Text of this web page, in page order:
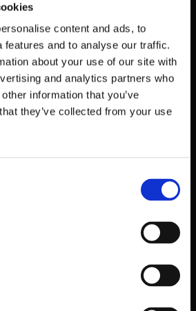
content and ads, to
features and to analyse our traffic.
about your use of our site with
and analytics partners who
information that you’ve
they’ve collected from your use
receber e servir.
E O MOLHO
uma textura macia, a primeira garfada desta
experiência singular e surpreendente.